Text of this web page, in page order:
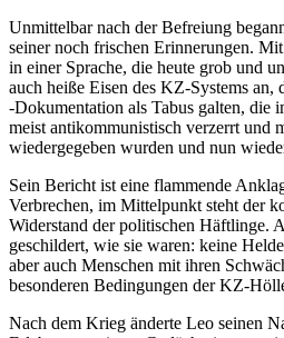
Unmittelbar nach der Befreiung
seiner noch frischen Erinnerungen.
in einer Sprache, die heute grob und
auch heiße Eisen des KZ-Systems
-Dokumentation als Tabus galten, die
meist antikommunistisch verzerrt und
wiedergegeben wurden und nun
Sein Bericht ist eine flammende
Verbrechen, im Mittelpunkt steht der
Widerstand der politischen Häftlinge.
geschildert, wie sie waren: keine
aber auch Menschen mit ihren
besonderen Bedingungen der KZ-
Nach dem Krieg änderte Leo seinen